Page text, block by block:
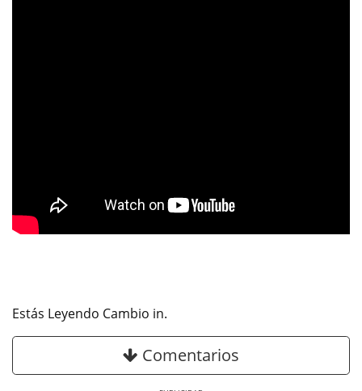
Estás Leyendo Cambio in.
Comentarios